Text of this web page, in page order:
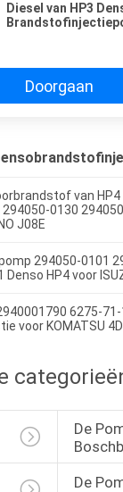
Diesel van HP3
Doorgaan
van HP4
0130
J08E
294050-0101
Denso HP4 voor
6275-
voor KOMATSU
De
De